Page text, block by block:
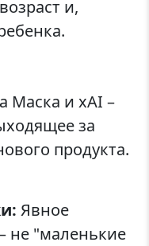
и,
Маска и xAI –
за
продукта.
Явное
не "маленькие